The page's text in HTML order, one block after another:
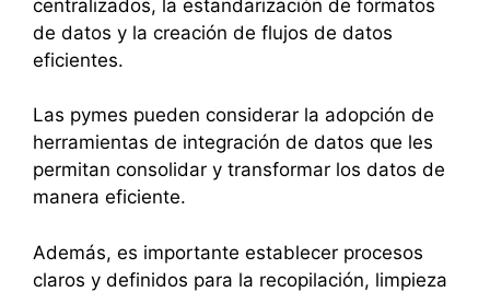
centralizados, la estandarización de formatos
de datos y la creación de flujos de datos
eficientes.
Las pymes pueden considerar la adopción de
herramientas de integración de datos que les
permitan consolidar y transformar los datos de
manera eficiente.
Además, es importante establecer procesos
claros y definidos para la recopilación, limpieza